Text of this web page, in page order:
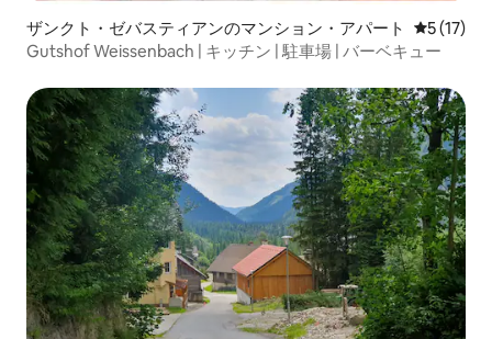
ザンクト・ゼバスティアンのマンション・アパート レビュー
5 (17)
Gutshof Weissenbach | キッチン | 駐車場 | バーベキュー